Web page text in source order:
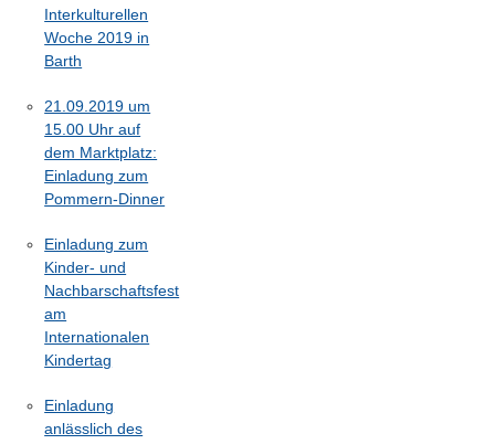
Interkulturellen
Woche 2019 in
Barth
21.09.2019 um
15.00 Uhr auf
dem Marktplatz:
Einladung zum
Pommern-Dinner
Einladung zum
Kinder- und
Nachbarschaftsfest
am
Internationalen
Kindertag
Einladung
anlässlich des